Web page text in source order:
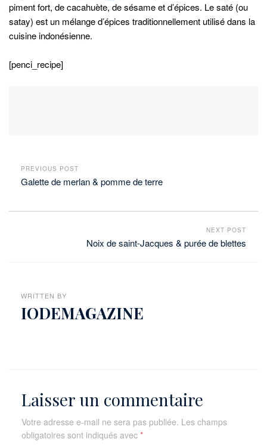
piment fort, de cacahuète, de sésame et d’épices. Le saté (ou
satay) est un mélange d’épices traditionnellement utilisé dans la
cuisine indonésienne.
[penci_recipe]
PREVIOUS POST
Galette de merlan & pomme de terre
NEXT POST
Noix de saint-Jacques & purée de blettes
WRITTEN BY
IODEMAGAZINE
Laisser un commentaire
Votre adresse e-mail ne sera pas publiée. Les champs
obligatoires sont indiqués avec *